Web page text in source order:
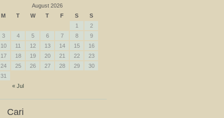
August 2026
M
T W T F S S
« Jul
1
2
3
4 5 6 7 8
9
10
11 12 13 14 15
16
17
18 19 20 21 22
23
24
25 26 27 28 29
30
31
Cari